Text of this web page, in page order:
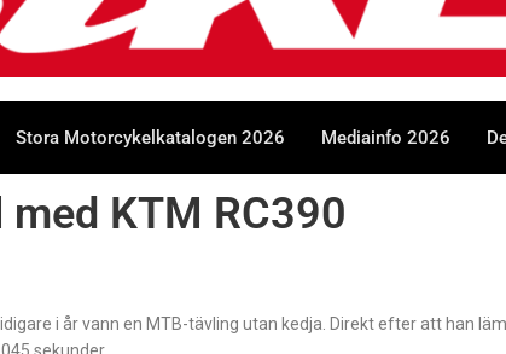
Stora Motorcykelkatalogen 2026 Mediainfo 2026
KTM RC390
i år vann en MTB-tävling utan kedja. Direkt efter att han
sekunder.